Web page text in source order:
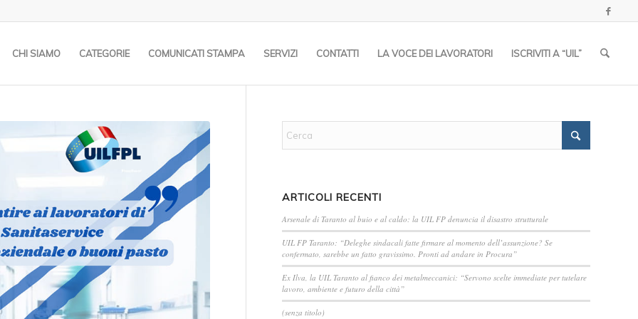
CHI SIAMO CATEGORIE COMUNICATI STAMPA SERVIZI CONTATTI LA VOCE DEI LAVORATORI ISCRIVITI A “UIL”
ARTICOLI RECENTI
Arsenale di Taranto al buio e al caldo: la UIL FP denuncia il disastro strutturale
UIL FP Taranto: “Deleghe sindacali fatte firmare al momento dell’assunzione? Se
confermato, sarebbe un fatto gravissimo. Pronti ad andare in Procura”
Ex Ilva, la UIL Taranto al fianco dei metalmeccanici: “Servono scelte immediate per tutelare
lavoro, ambiente e futuro della città”
(senza titolo)